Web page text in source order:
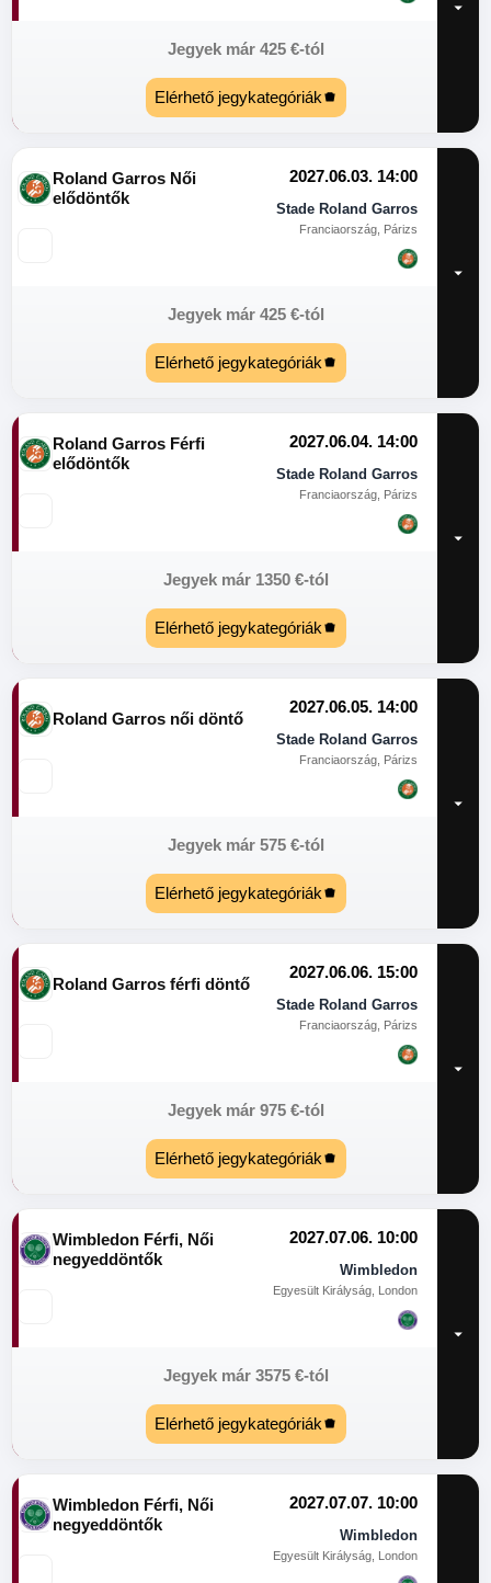
Jegyek már 425 €-tól
Elérhető jegykategóriák
Roland Garros Női
elődöntők
2027.06.03. 14:00
Stade Roland Garros
Franciaország, Párizs
Jegyek már 425 €-tól
Elérhető jegykategóriák
Roland Garros Férfi
elődöntők
2027.06.04. 14:00
Stade Roland Garros
Franciaország, Párizs
Jegyek már 1350 €-tól
Elérhető jegykategóriák
Roland Garros női döntő
2027.06.05. 14:00
Stade Roland Garros
Franciaország, Párizs
Jegyek már 575 €-tól
Elérhető jegykategóriák
Roland Garros férfi döntő
2027.06.06. 15:00
Stade Roland Garros
Franciaország, Párizs
Jegyek már 975 €-tól
Elérhető jegykategóriák
Wimbledon Férfi, Női
negyeddöntők
2027.07.06. 10:00
Wimbledon
Egyesült Királyság, London
Jegyek már 3575 €-tól
Elérhető jegykategóriák
Wimbledon Férfi, Női
negyeddöntők
2027.07.07. 10:00
Wimbledon
Egyesült Királyság, London